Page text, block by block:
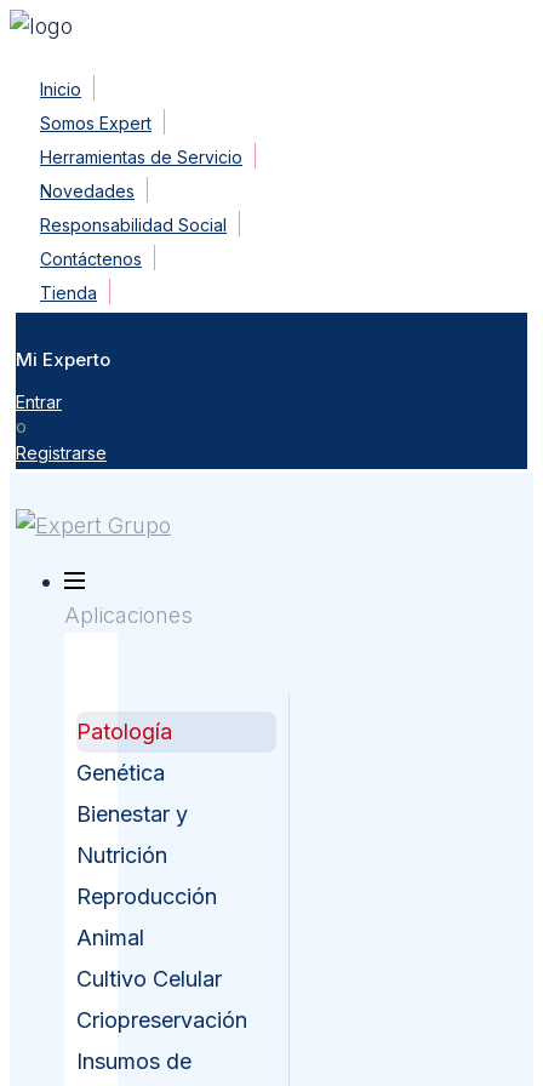
content
Inicio
Somos Expert
Herramientas de Servicio
Novedades
Responsabilidad Social
Contáctenos
Tienda
Mi Experto
Entrar
o
Registrarse
Aplicaciones
Patología
Genética
Bienestar y
Nutrición
Reproducción
Animal
Cultivo Celular
Criopreservación
Insumos de